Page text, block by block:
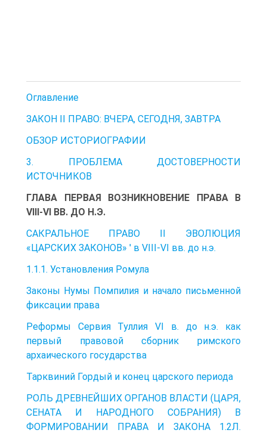
Оглавление
ЗАКОН II ПРАВО: ВЧЕРА, СЕГОДНЯ, ЗАВТРА
ОБЗОР ИСТОРИОГРАФИИ
3. ПРОБЛЕМА ДОСТОВЕРНОСТИ
ИСТОЧНИКОВ
ГЛАВА ПЕРВАЯ ВОЗНИКНОВЕНИЕ ПРАВА В
VIII-VI ВВ. ДО Н.Э.
САКРАЛЬНОЕ ПРАВО II ЭВОЛЮЦИЯ
«ЦАРСКИХ ЗАКОНОВ» ' в VIII-VI вв. до н.э.
1.1.1. Установления Ромула
Законы Нумы Помпилия и начало письменной
фиксации права
Реформы Сервия Туллия VI в. до н.э. как
первый правовой сборник римского
архаического государства
Тарквиний Гордый и конец царского периода
РОЛЬ ДРЕВНЕЙШИХ ОРГАНОВ ВЛАСТИ (ЦАРЯ,
СЕНАТА И НАРОДНОГО СОБРАНИЯ) В
ФОРМИРОВАНИИ ПРАВА И ЗАКОНА 1.2Л.